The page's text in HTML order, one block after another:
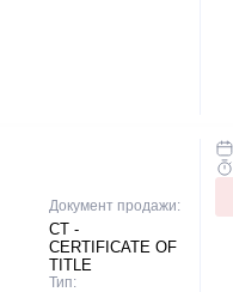
Документ продажи:
CT -
CERTIFICATE OF
TITLE
Тип: